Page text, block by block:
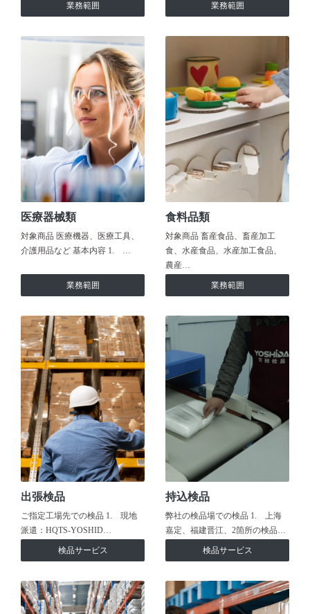
業務範囲 業務範囲
医療器械類
対象商品 医療機器、医療工具、
介護用品など 基本内容 1. …
業務範囲
食料品類
対象商品 畜産食品、畜産加工
食、水産食品、水産加工食品、
農産…
業務範囲
出張検品
ご指定工場先での検品 1. 現地
派遣：HQTS-YOSHID…
検品サービス
持込検品
弊社の検品場での検品 1. 上海
嘉定、福建晋江、2箇所の検品…
検品サービス